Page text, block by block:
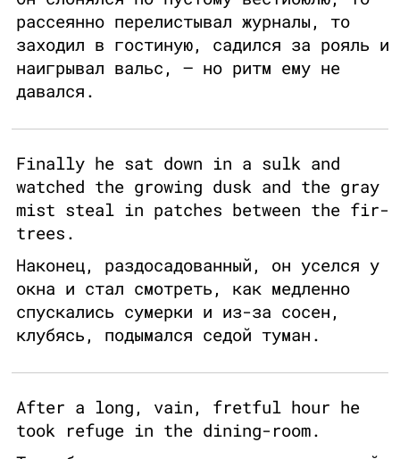
рассеянно перелистывал журналы, то
заходил в гостиную, садился за рояль и
наигрывал вальс, – но ритм ему не
давался.
Finally he sat down in a sulk and
watched the growing dusk and the gray
mist steal in patches between the fir-
trees.
Наконец, раздосадованный, он уселся у
окна и стал смотреть, как медленно
спускались сумерки и из-за сосен,
клубясь, подымался седой туман.
After a long, vain, fretful hour he
took refuge in the dining-room.